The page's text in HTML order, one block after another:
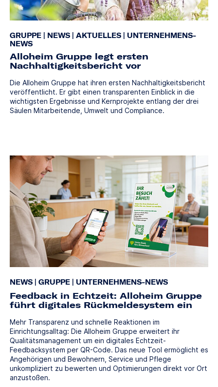
GRUPPE NEWS AKTUELLES
UNTERNEHMENS-
NEWS
Alloheim Gruppe legt ersten
Nachhaltigkeitsbericht vor
Die Alloheim Gruppe hat ihren ersten Nachhaltigkeitsbericht
veröffentlicht. Er gibt einen transparenten Einblick in die
wichtigsten Ergebnisse und Kernprojekte entlang der drei
Säulen Mitarbeitende, Umwelt und Compliance.
NEWS GRUPPE UNTERNEHMENS-NEWS
Feedback in Echtzeit: Alloheim Gruppe
führt digitales Rückmeldesystem ein
Mehr Transparenz und schnelle Reaktionen im
Einrichtungsalltag: Die Alloheim Gruppe erweitert ihr
Qualitätsmanagement um ein digitales Echtzeit-
Feedbacksystem per QR-Code. Das neue Tool ermöglicht es
Angehörigen und Bewohnern, Service und Pflege
unkompliziert zu bewerten und Optimierungen direkt vor Ort
anzustoßen.